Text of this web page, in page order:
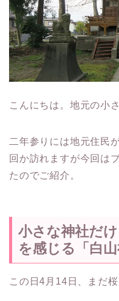
こんにちは。地元の小
二年参りには地元住民
回か訪れますが今回は
たのでご紹介。
小さな神社だ
を感じる「白山
この日4月14日、まだ桜